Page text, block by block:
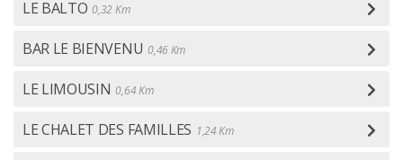
LE BALTO 0,32 Km
BAR LE BIENVENU 0,46 Km
LE LIMOUSIN 0,64 Km
LE CHALET DES FAMILLES 1,24 Km